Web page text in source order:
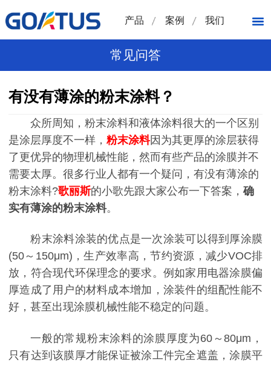
产品 案例 我们
常见问答
有没有薄涂的粉末涂料？
众所周知，粉末涂料和液体涂料很大的一个区别
是涂层厚度不一样， 粉末涂料因为其更厚的涂层获得
了更优异的物理机械性能，然而有些产品的涂膜并不
需要太厚。很多行业人都有一个疑问，有没有薄涂的
粉末涂料?歌丽斯的小歌先跟大家公布一下答案， 确
实有薄涂的粉末涂料。
粉末涂料涂装的优点是一次涂装可以得到厚涂膜
(50～150μm)，生产效率高，节约资源，减少VOC排
放，符合现代环保理念的要求。例如家用电器涂膜偏
厚造成了用户的材料成本增加，涂装件的组配性能不
好，甚至出现涂膜机械性能不稳定的问题。
一般的常规粉末涂料的涂膜厚度为60～80μm，
只有达到该膜厚才能保证被涂工件完全遮盖，涂膜平